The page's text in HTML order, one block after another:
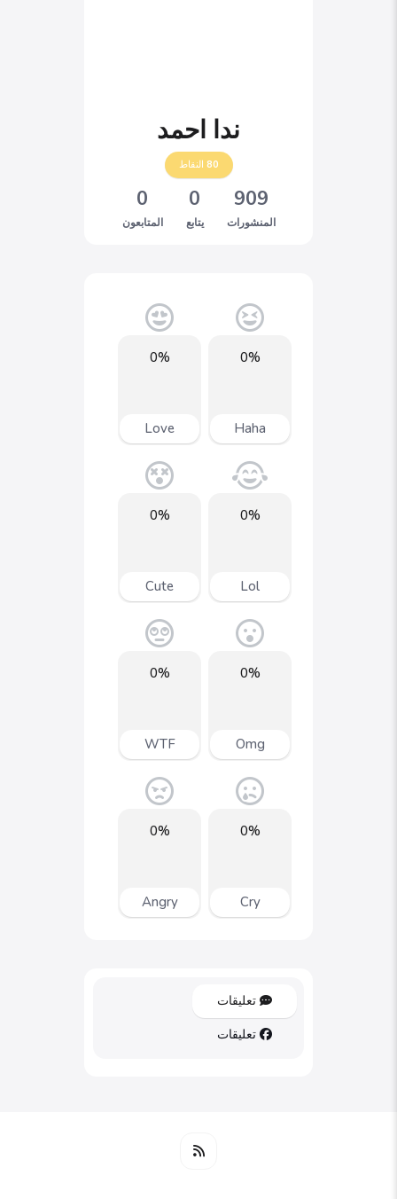
ندا احمد
80 النقاط
909
المنشورات
0
يتابع
0
المتابعون
0%
Haha
0%
Love
0%
Lol
0%
Cute
0%
Omg
0%
WTF
0%
Cry
0%
Angry
تعليقات
تعليقات